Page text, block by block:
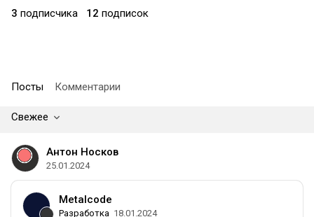
3 подписчика 12 подписок
Посты Комментарии
Свежее
Антон Носков
25.01.2024
Metalcode
Разработка 18.01.2024